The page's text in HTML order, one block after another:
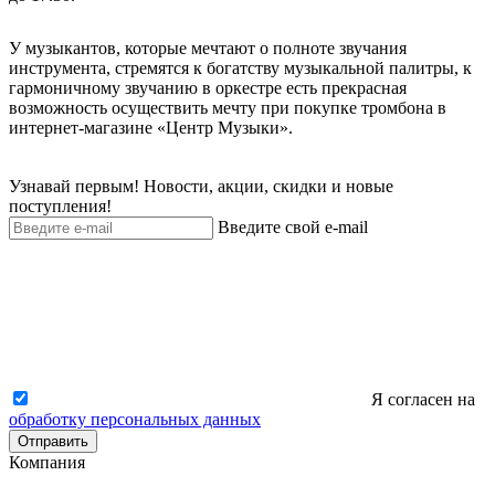
У музыкантов, которые мечтают о полноте звучания
инструмента, стремятся к богатству музыкальной палитры, к
гармоничному звучанию в оркестре есть прекрасная
возможность осуществить мечту при покупке тромбона в
интернет-магазине «Центр Музыки».
Узнавай первым! Новости, акции, скидки и новые
поступления!
Введите свой e-mail
Я согласен на
обработку персональных данных
Отправить
Компания